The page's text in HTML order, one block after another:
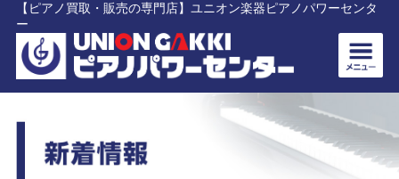
【ピアノ買取・販売の専門店】ユニオン楽器ピアノパワーセンタ
ー